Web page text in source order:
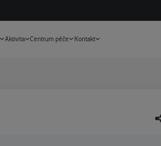
Aktivita Centrum péče Kontakt